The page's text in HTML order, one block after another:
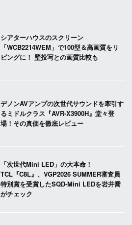
シアターハウスのスクリーン
「WCB2214WEM」で100型＆高画質をリ
ビングに！ 壁投写との画質比較も
デノンAVアンプの次世代サウンドを牽引す
るミドルクラス『AVR-X3900H』堂々登
場！その真価を徹底レビュー
「次世代Mini LED」の大本命！
TCL『C8L』、VGP2026 SUMMER審査員
特別賞を受賞したSQD-Mini LEDを岩井喬
がチェック